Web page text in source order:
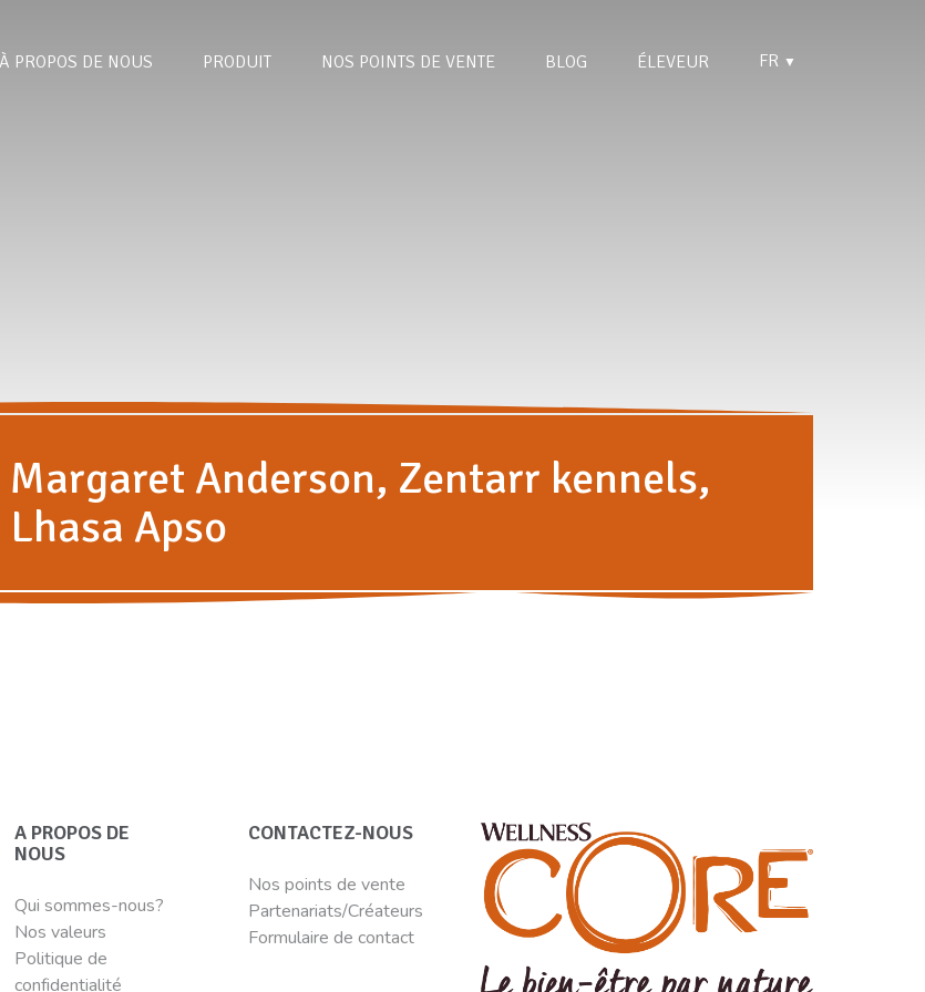
À PROPOS DE NOUS PRODUIT NOS POINTS DE VENTE BLOG ÉLEVEUR FR ▼
Margaret Anderson, Zentarr kennels,
Lhasa Apso
A PROPOS DE
NOUS
Qui sommes-nous?
Nos valeurs
Politique de
confidentialité
CONTACTEZ-NOUS
Nos points de vente
Partenariats/Créateurs
Formulaire de contact